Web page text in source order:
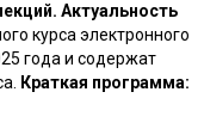
Актуальность
курса электронного
года и содержат
Краткая программа: